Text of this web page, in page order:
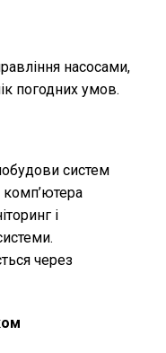
насосами,
погодних умов.
систем
комп’ютера
і
через